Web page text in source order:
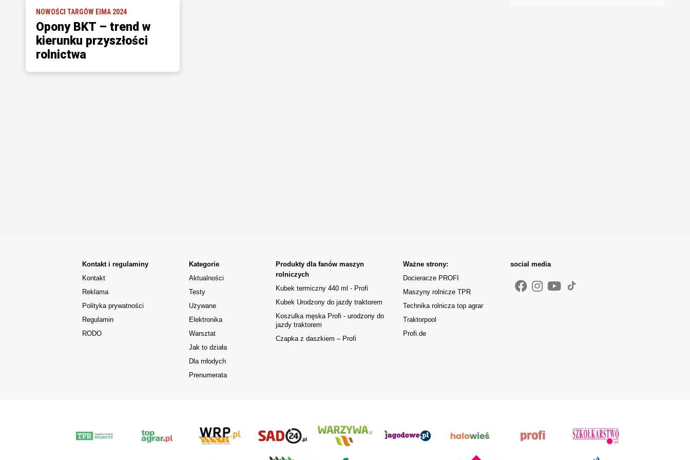
NOWOŚCI TARGÓW EIMA 2024
Opony BKT – trend w
kierunku przyszłości
rolnictwa
Kontakt i regulaminy
Kontakt
Reklama
Polityka prywatności
Regulamin
RODO
Kategorie
Aktualności
Testy
Używane
Elektronika
Warsztat
Jak to działa
Dla młodych
Prenumerata
Produkty dla fanów maszyn
rolniczych
Kubek termiczny 440 ml - Profi
Kubek Urodzony do jazdy traktorem
Koszulka męska Profi - urodzony do
jazdy traktorem
Czapka z daszkiem – Profi
Ważne strony:
Docieracze PROFI
Maszyny rolnicze TPR
Technika rolnicza top agrar
Traktorpool
Profi.de
social media